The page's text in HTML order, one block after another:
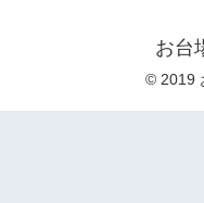
お台
© 2019